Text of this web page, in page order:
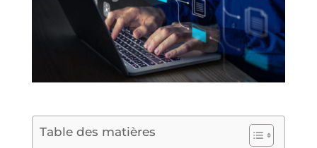
Table des matières